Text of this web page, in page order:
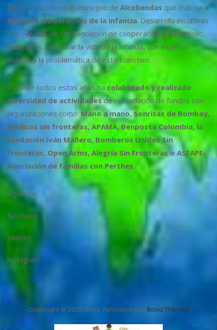
2003 con sede en el municipio de Alcobendas que trabaja a
favor de los derechos de la infancia. Desarrolla iniciativas
y proyectos de concienciación de cooperación al desarrollo,
enfocados a mejorar la vida de la infancia, con especial
énfasis a la problemática de este colectivo.
Durante todos estos años hacolaborado y realizado
diversidad de actividadesde recaudación de fondos con
organizaciones como:Mano a mano, Sonrisas de Bombay,
Médicos sin fronteras, APAMA, Benposta Colombia, la
Fundación Iván Mañero, Bomberos Unidos Sin
Fronteras, Open Arms, Alegría Sin Fronteras o ASFAPE-
Asociación de familias con Perthes.
Síguenos
facebook
twitter
instagram
Copyright © 2026 Bosa. Funciona con Bosa Themes